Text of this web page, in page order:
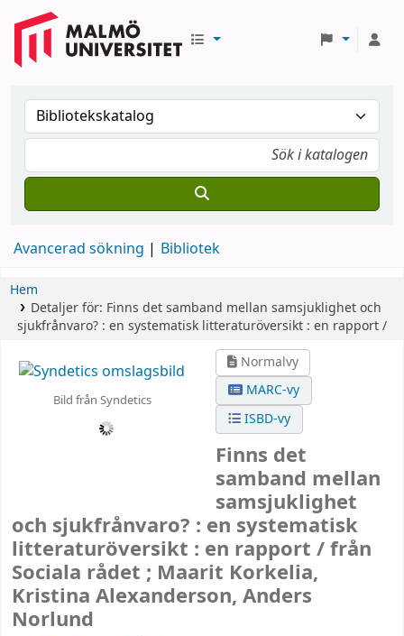
Avancerad sökning Bibliotek
Hem
Detaljer för: Finns det samband mellan samsjuklighet och
sjukfrånvaro? : en systematisk litteraturöversikt : en rapport /
Bild från Syndetics
Normalvy
MARC-vy
ISBD-vy
Finns det
samband mellan
samsjuklighet
och sjukfrånvaro? : en systematisk
litteraturöversikt : en rapport /från
Sociala rådet ; Maarit Korkelia,
Kristina Alexanderson, Anders
Norlund